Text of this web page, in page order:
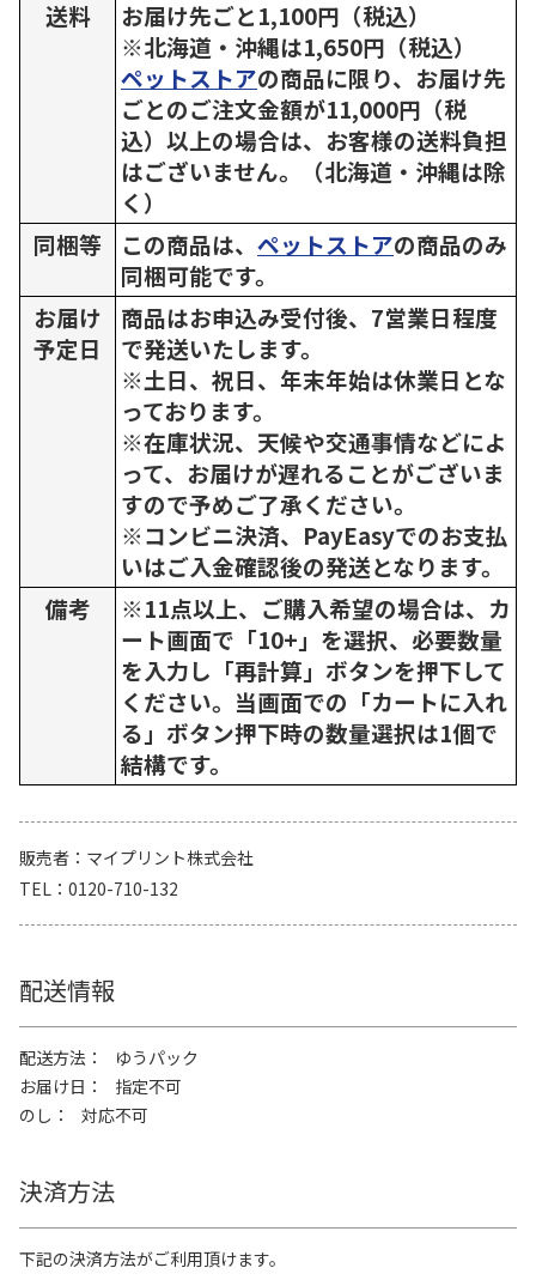
送料
お届け先ごと1,100円（税込）
※北海道・沖縄は1,650円（税込）
ペットストアの商品に限り、お届け先
ごとのご注文金額が11,000円（税
込）以上の場合は、お客様の送料負担
はございません。（北海道・沖縄は除
く）
同梱等
この商品は、 ペットストアの商品のみ
同梱可能です。
お届け
予定日
商品はお申込み受付後、7営業日程度
で発送いたします。
※土日、祝日、年末年始は休業日とな
っております。
※在庫状況、天候や交通事情などによ
って、お届けが遅れることがございま
すので予めご了承ください。
※コンビニ決済、PayEasyでのお支払
いはご入金確認後の発送となります。
備考
※11点以上、ご購入希望の場合は、カ
ート画面で「10+」を選択、必要数量
を入力し「再計算」ボタンを押下して
ください。当画面での「カートに入れ
る」ボタン押下時の数量選択は1個で
結構です。
販売者
マイプリント株式会社
TEL
0120-710-132
配送情報
配送方法
ゆうパック
お届け日
指定不可
のし
対応不可
決済方法
下記の決済方法がご利用頂けます。